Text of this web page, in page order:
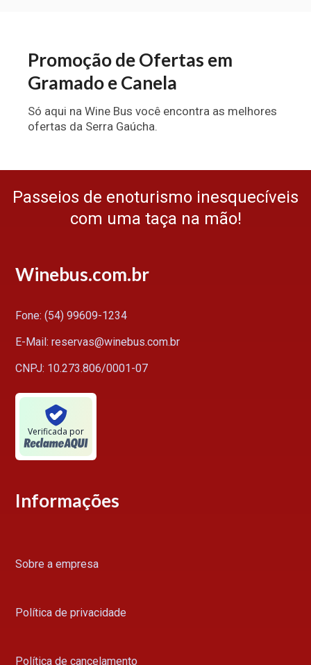
Promoção de Ofertas em
Gramado e Canela
Só aqui na Wine Bus você encontra as melhores
ofertas da Serra Gaúcha.
Passeios de enoturismo inesquecíveis
com uma taça na mão!
Winebus.com.br
Fone: (54) 99609-1234
E-Mail: reservas@winebus.com.br
CNPJ: 10.273.806/0001-07
Verificada por
Informações
Sobre a empresa
Política de privacidade
Política de cancelamento